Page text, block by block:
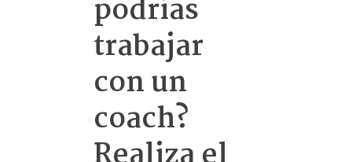
podrías
trabajar
con un
coach?